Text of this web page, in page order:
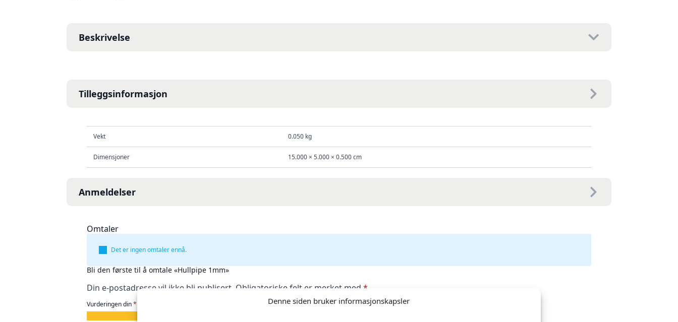
Denne siden bruker informasjonskapsler
Beskrivelse
Tilleggsinformasjon
Vekt 0.050 kg
Dimensjoner 15.000 × 5.000 × 0.500 cm
Anmeldelser
Omtaler
Det er ingen omtaler ennå.
Bli den første til å omtale «Hullpipe 1mm»
Din e-postadresse vil ikke bli publisert. Obligatoriske felt er merket med *
Vurderingen din*